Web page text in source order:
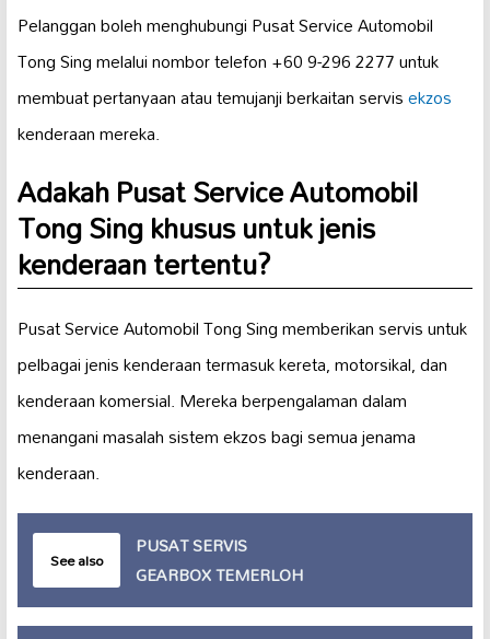
Pelanggan boleh menghubungi Pusat Service Automobil
Tong Sing melalui nombor telefon +60 9-296 2277 untuk
membuat pertanyaan atau temujanji berkaitan servisekzos
kenderaan mereka.
Adakah Pusat Service Automobil
Tong Sing khusus untuk jenis
kenderaan tertentu?
Pusat Service Automobil Tong Sing memberikan servis untuk
pelbagai jenis kenderaan termasuk kereta, motorsikal, dan
kenderaan komersial. Mereka berpengalaman dalam
menangani masalah sistem ekzos bagi semua jenama
kenderaan.
See also
PUSAT SERVIS
GEARBOX TEMERLOH